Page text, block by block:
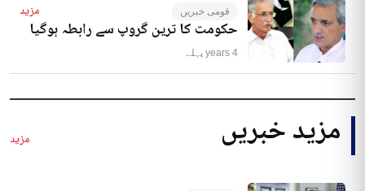
قومی خبریں مزید
حکومت کا ترین گروپ سے رابطہ ہوگیا
4 years پہلے
مزید خبریں مزید